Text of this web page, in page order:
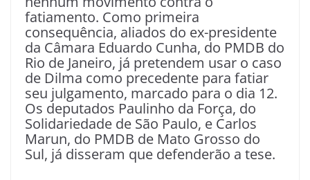
fatiamento. Como primeira
consequência, aliados do ex-presidente
da Câmara Eduardo Cunha, do PMDB do
Rio de Janeiro, já pretendem usar o caso
de Dilma como precedente para fatiar
seu julgamento, marcado para o dia 12.
Os deputados Paulinho da Força, do
Solidariedade de São Paulo, e Carlos
Marun, do PMDB de Mato Grosso do
Sul, já disseram que defenderão a tese.